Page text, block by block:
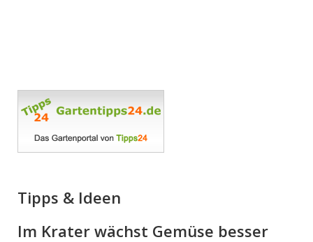
Tipps & Ideen
Im Krater wächst Gemüse besser